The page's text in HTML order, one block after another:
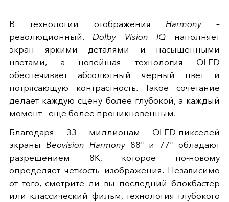
В технологии отображения Harmony–
революционный. Dolby Vision IQ наполняет
экран яркими деталями и насыщенными
цветами, а новейшая технология OLED
обеспечивает абсолютный черный цвет и
потрясающую контрастность. Такое сочетание
делает каждую сцену более глубокой, а каждый
момент - еще более проникновенным.
Благодаря 33 миллионам OLED-пикселей
экраны Beovision Harmony 88" и 77" обладают
разрешением 8K, которое по-новому
определяет четкость изображения. Независимо
от того, смотрите ли вы последний блокбастер
или классический фильм, технология глубокого